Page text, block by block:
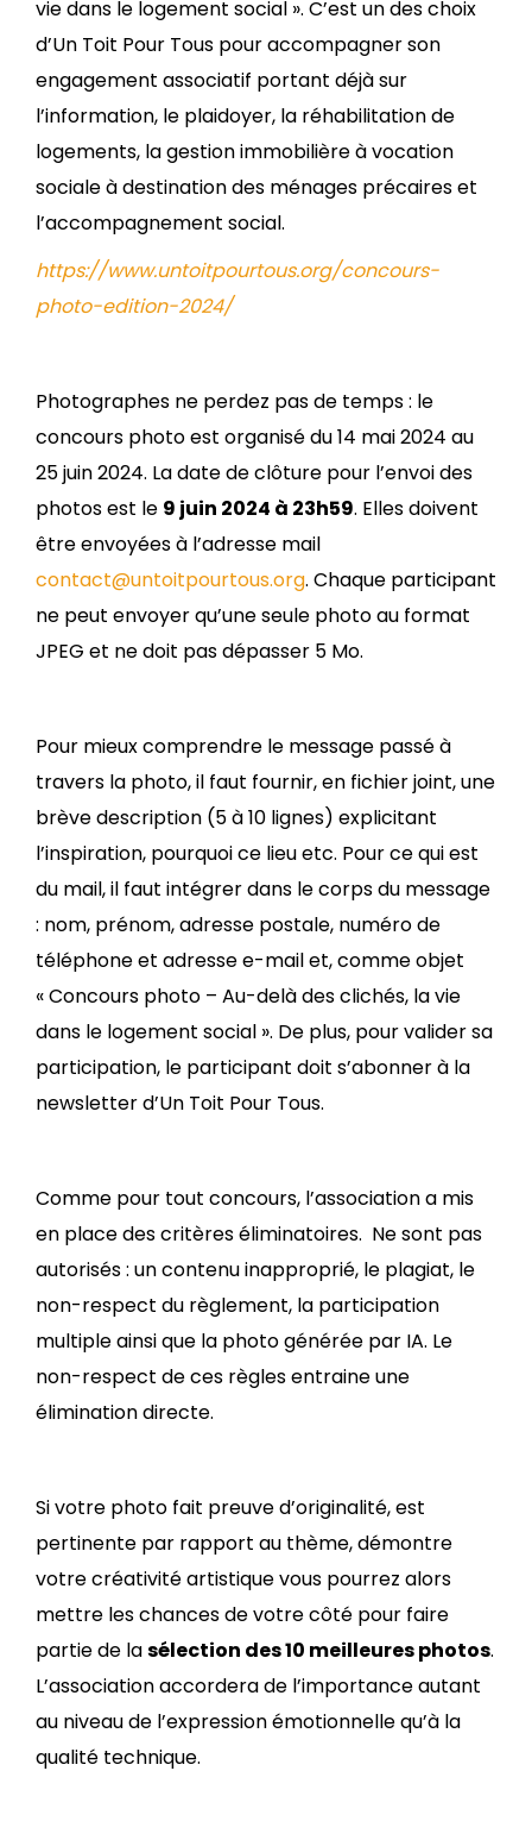
vie dans le logement social ». C’est un des choix
d’Un Toit Pour Tous pour accompagner son
engagement associatif portant déjà sur
l’information, le plaidoyer, la réhabilitation de
logements, la gestion immobilière à vocation
sociale à destination des ménages précaires et
l’accompagnement social.
https://www.untoitpourtous.org/concours-
photo-edition-2024/
Photographes ne perdez pas de temps : le
concours photo est organisé du 14 mai 2024 au
25 juin 2024. La date de clôture pour l’envoi des
photos est le 9 juin 2024 à 23h59. Elles doivent
être envoyées à l’adresse mail
contact@untoitpourtous.org. Chaque participant
ne peut envoyer qu’une seule photo au format
JPEG et ne doit pas dépasser 5 Mo.
Pour mieux comprendre le message passé à
travers la photo, il faut fournir, en fichier joint, une
brève description (5 à 10 lignes) explicitant
l’inspiration, pourquoi ce lieu etc. Pour ce qui est
du mail, il faut intégrer dans le corps du message
: nom, prénom, adresse postale, numéro de
téléphone et adresse e-mail et, comme objet
« Concours photo – Au-delà des clichés, la vie
dans le logement social ». De plus, pour valider sa
participation, le participant doit s’abonner à la
newsletter d’Un Toit Pour Tous.
Comme pour tout concours, l’association a mis
en place des critères éliminatoires. Ne sont pas
autorisés : un contenu inapproprié, le plagiat, le
non-respect du règlement, la participation
multiple ainsi que la photo générée par IA. Le
non-respect de ces règles entraine une
élimination directe.
Si votre photo fait preuve d’originalité, est
pertinente par rapport au thème, démontre
votre créativité artistique vous pourrez alors
mettre les chances de votre côté pour faire
partie de lasélection des 10 meilleures photos.
L’association accordera de l’importance autant
au niveau de l’expression émotionnelle qu’à la
qualité technique.